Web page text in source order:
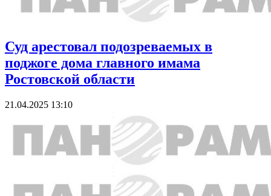
Суд арестовал подозреваемых в
поджоге дома главного имама
Ростовской области
21.04.2025 13:10